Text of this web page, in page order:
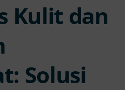
FAQs
Kulit dan
Solusi